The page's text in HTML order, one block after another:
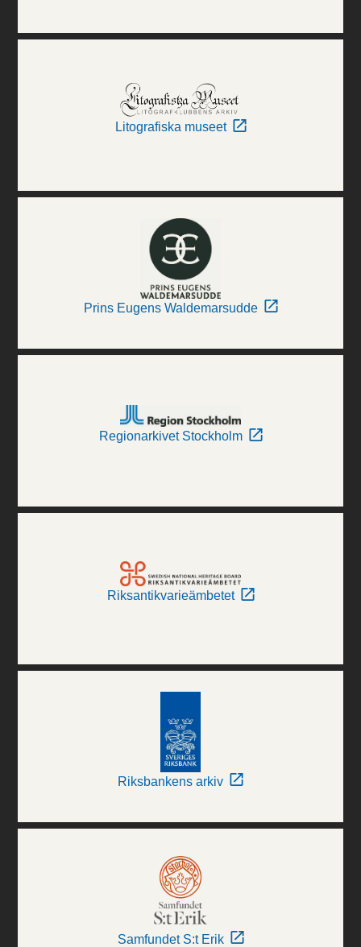
Litografiska museet
Prins Eugens Waldemarsudde
Regionarkivet Stockholm
Riksantikvarieämbetet
Riksbankens arkiv
Samfundet S:t Erik